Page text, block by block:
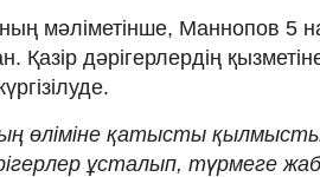
мәліметінше, Маннопов 5
Қазір дәрігерлердің
өліміне қатысты қылмыстық
ұсталып, түрмеге